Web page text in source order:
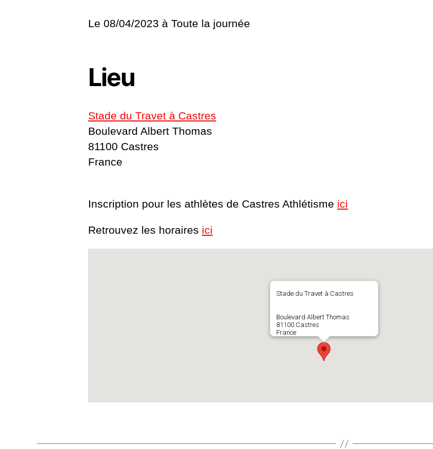
Le 08/04/2023 à Toute la journée
Lieu
Stade du Travet à Castres
Boulevard Albert Thomas
81100 Castres
France
Inscription pour les athlètes de Castres Athlétisme ici
Retrouvez les horaires ici
Stade du Travet à Castres
Boulevard Albert Thomas
81100 Castres
France